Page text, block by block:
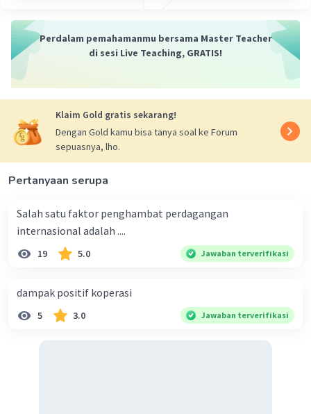
Perdalam pemahamanmu bersama Master Teacher
di sesi Live Teaching, GRATIS!
Klaim Gold gratis sekarang!
Dengan Gold kamu bisa tanya soal ke Forum
sepuasnya, lho.
Pertanyaan serupa
Salah satu faktor penghambat perdagangan
internasional adalah ....
19 5.0 Jawaban terverifikasi
dampak positif koperasi
5 3.0 Jawaban terverifikasi